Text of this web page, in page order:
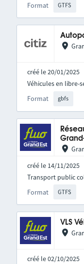
Format GTFS
créé le 20/01/2025
Format gbfs
Véhicules en libre-
créé le 14/11/2025
Format GTFS
Transport public
VLS
créé le 02/10/2025